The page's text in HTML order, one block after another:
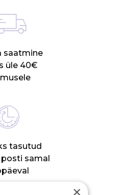
saatmine
üle 40€
tasutud
samal
×